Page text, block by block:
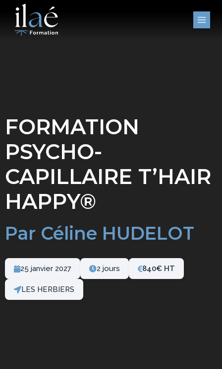
Aller
contenu
FORMATION
PSYCHO-
CAPILLAIRE T’HAIR
HAPPY®
Par Céline HUDELOT
25 janvier 2027 2 jours 840€
LES HERBIERS